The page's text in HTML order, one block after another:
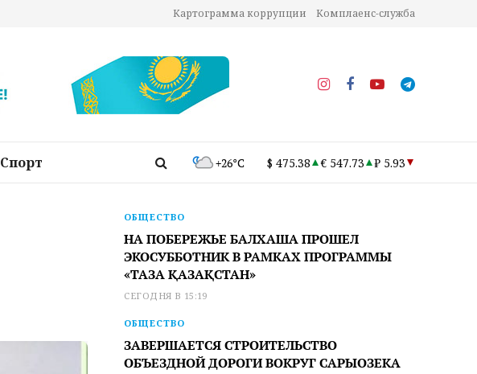
Картограмма коррупции Комплаенс-служба
Спорт +26°C $ 475.38 € 547.73 ₽ 5.93
ОБЩЕСТВО
НА ПОБЕРЕЖЬЕ БАЛХАША ПРОШЕЛ
ЭКОСУББОТНИК В РАМКАХ ПРОГРАММЫ
«ТАЗА ҚАЗАҚСТАН»
СЕГОДНЯ В 15:19
ОБЩЕСТВО
ЗАВЕРШАЕТСЯ СТРОИТЕЛЬСТВО
ОБЪЕЗДНОЙ ДОРОГИ ВОКРУГ САРЫОЗЕКА